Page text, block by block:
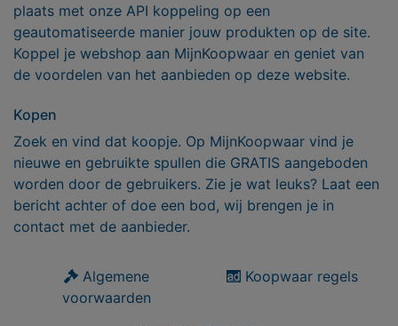
plaats met onze API koppeling op een
geautomatiseerde manier jouw produkten op de site.
Koppel je webshop aan MijnKoopwaar en geniet van
de voordelen van het aanbieden op deze website.
Kopen
Zoek en vind dat koopje. Op MijnKoopwaar vind je
nieuwe en gebruikte spullen die GRATIS aangeboden
worden door de gebruikers. Zie je wat leuks? Laat een
bericht achter of doe een bod, wij brengen je in
contact met de aanbieder.
Algemene
voorwaarden
Koopwaar regels